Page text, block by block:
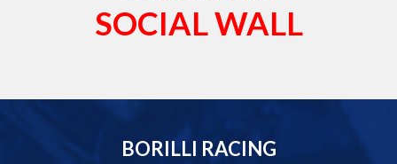
SOCIAL WALL
BORILLI RACING